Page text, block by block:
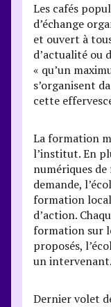
Les cafés
d’échange
et ouvert à
d’actualité ou
« qu’un
s’organisent
cette
La formation
l’institut. En
numériques
demande,
formation
d’action.
formation sur
proposés,
un intervenant.
Dernier volet